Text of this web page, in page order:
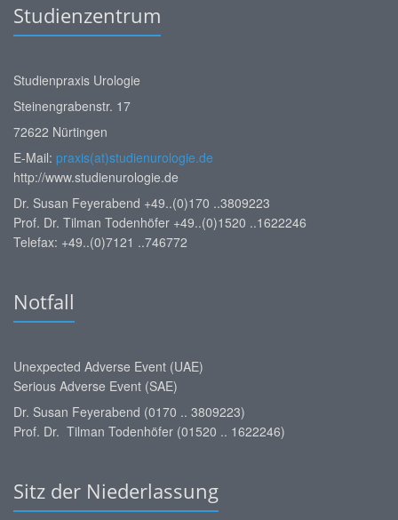
Studienzentrum
Studienpraxis Urologie
Steinengrabenstr. 17
72622 Nürtingen
E-Mail: praxis(at)studienurologie.de
http://www.studienurologie.de
Dr. Susan Feyerabend +49..(0)170 ..3809223
Prof. Dr. Tilman Todenhöfer +49..(0)1520 ..1622246
Telefax: +49..(0)7121 ..746772
Notfall
Unexpected Adverse Event (UAE)
Serious Adverse Event (SAE)
Dr. Susan Feyerabend (0170 .. 3809223)
Prof. Dr. Tilman Todenhöfer (01520 .. 1622246)
Sitz der Niederlassung